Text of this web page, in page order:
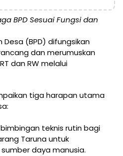
BPD Sesuai Fungsi dan
(BPD) difungsikan
dan merumuskan
dan RW melalui
tiga harapan utama
bimbingan teknis rutin bagi
Taruna untuk
daya manusia.